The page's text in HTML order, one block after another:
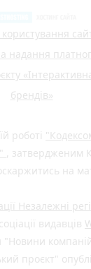
надання
брендів»
роботі
, затвердженим
на
Незалежні
видавців
"Новини
проєкт"